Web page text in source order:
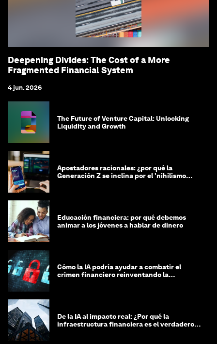
Deepening Divides: The Cost of a More
Fragmented Financial System
4 jun. 2026
The Future of Venture Capital: Unlocking
Liquidity and Growth
Apostadores racionales: ¿por qué la
Generación Z se inclina por el 'nihilismo
Educación financiera: por qué debemos
animar a los jóvenes a hablar de dinero
Cómo la IA podría ayudar a combatir el
crimen financiero reinventando la
De la IA al impacto real: ¿Por qué la
infraestructura financiera es el verdadero